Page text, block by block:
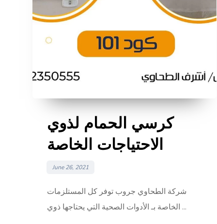
كرسي الحمام لذوي
الاحتياجات الخاصة
June 26, 2021
شركة الطحاوي جروب توفر كل المستلزمات
الخاصة بـ الأدوات الصحية التي يحتاجها ذوي ...